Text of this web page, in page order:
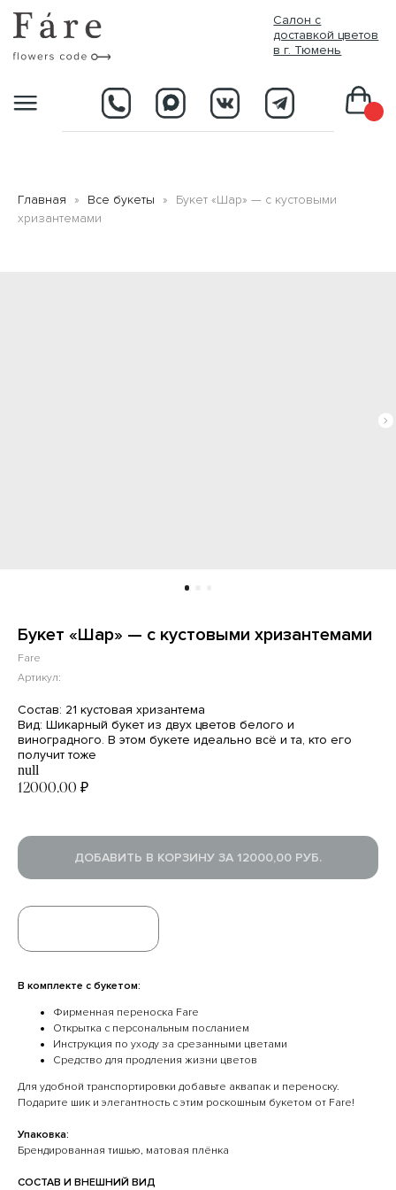
Главная Все букеты
Букет «Шар» — с кустовыми
хризантемами
Букет «Шар» — с кустовыми хризантемами
Fare
Артикул:
Состав: 21 кустовая хризантема
Вид: Шикарный букет из двух цветов белого и
виноградного. В этом букете идеально всё и та, кто его
получит тоже
null
12000,00 ₽
ДОБАВИТЬ В КОРЗИНУ ЗА 12000,00 РУБ.
В комплекте с букетом:
Фирменная переноска Fare
Открытка с персональным посланием
Инструкция по уходу за срезанными цветами
Средство для продления жизни цветов
Для удобной транспортировки добавьте аквапак и переноску.
Подарите шик и элегантность с этим роскошным букетом от Fare!
Упаковка:
Брендированная тишью, матовая плёнка
CОСТАВ И ВНЕШНИЙ ВИД
УСИЛИТЬ ВПЕЧАТЛЕНИЕ